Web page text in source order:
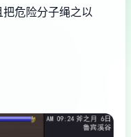
危险分子绳之以